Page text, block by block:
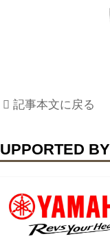
記事本文に戻る
BY